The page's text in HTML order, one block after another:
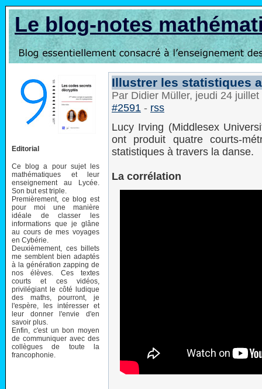
Le blog-notes
Editorial
Ce blog a pour sujet les
mathématiques et leur
enseignement au Lycée.
Son but est triple.
Premièrement, ce blog est
pour moi une manière
idéale de classer les
informations que je glâne
au cours de mes voyages
en Cybérie.
Deuxièmement, ces billets
me semblent bien adaptés
à la génération zapping de
nos élèves. Ces textes
courts et ces vidéos,
privilégiant le côté ludique
des maths, pourront, je
l'espère, les intéresser et
leur donner l'envie d'en
savoir plus.
Enfin, c'est un bon moyen
de communiquer avec des
collègues de toute la
francophonie.
Illustrer les statistiques
Par Didier Müller, jeudi 24
#2591 - rss
Lucy Irving (Middlesex
ont produit quatre courts-
statistiques à travers la danse.
La corrélation